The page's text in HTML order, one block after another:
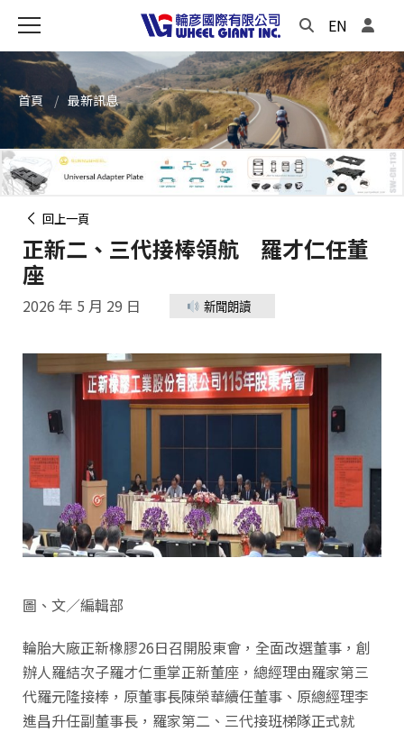
EN
首頁 最新訊息
回上一頁
正新二、三代接棒領航 羅才仁任董
座
2026 年 5 月 29 日 新聞朗讀
圖、文／編輯部
輪胎大廠正新橡膠26日召開股東會，全面改選董事，創
辦人羅結次子羅才仁重掌正新董座，總經理由羅家第三
代羅元隆接棒，原董事長陳榮華續任董事、原總經理李
進昌升任副董事長，羅家第二、三代接班梯隊正式就